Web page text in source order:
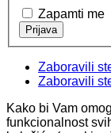
Zapamti me
Zaboravili
Zaboravili
Kako bi Vam
funkcionalnost